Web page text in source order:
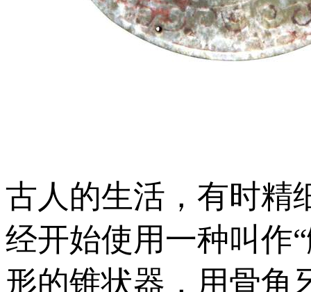
古人的生活，有时精
经开始使用一种叫作
形的锥状器，用骨角